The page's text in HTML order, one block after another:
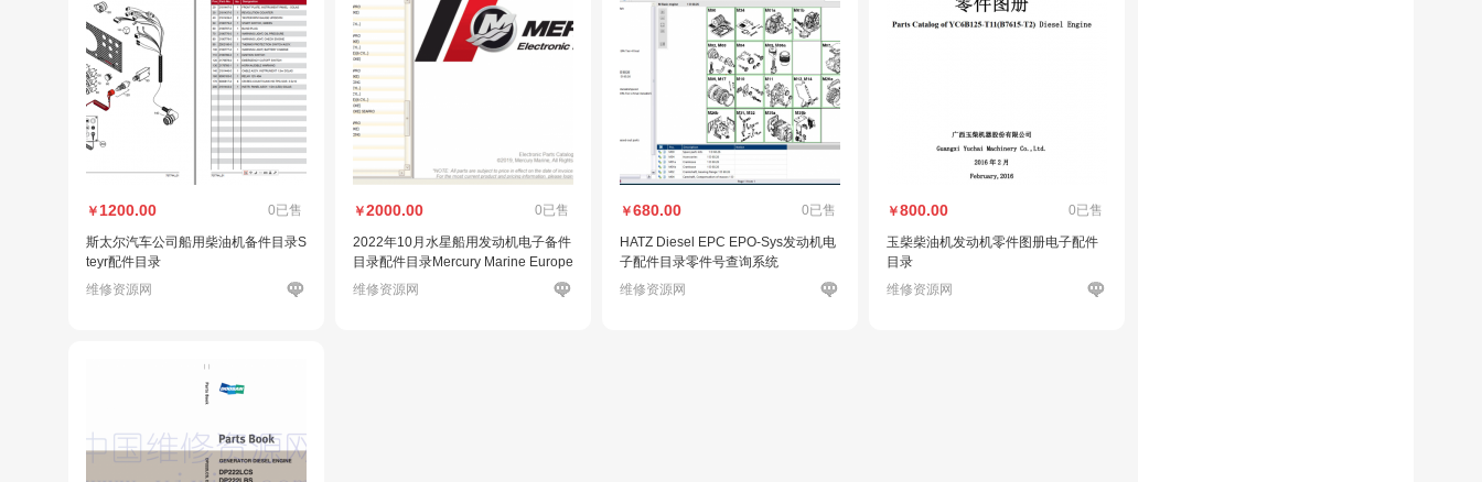
￥ 1200.00 0已售
斯太尔汽车公司船用柴油机备件目录S
teyr配件目录
维修资源网
￥2000.00 0已售
2022年10月水星船用发动机电子备件
目录配件目录Mercury Marine Europe
EPCVMWARE
维修资源网
￥680.00 0已售
HATZ Diesel EPC EPO-Sys发动机电
子配件目录零件号查询系统
维修资源网
￥800.00 0已售
玉柴柴油机发动机零件图册电子配件
目录
维修资源网